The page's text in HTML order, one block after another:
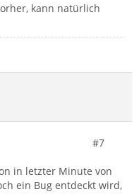
kann natürlich
#7
in letzter Minute von
ein Bug entdeckt wird,